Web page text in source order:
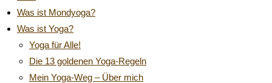
panel.
Was ist Mondyoga?
Was ist Yoga?
Yoga für Alle!
Die 13 goldenen Yoga-Regeln
Mein Yoga-Weg – Über mich